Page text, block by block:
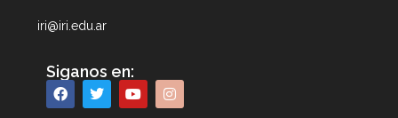
iri@iri.edu.ar
Siganos en: